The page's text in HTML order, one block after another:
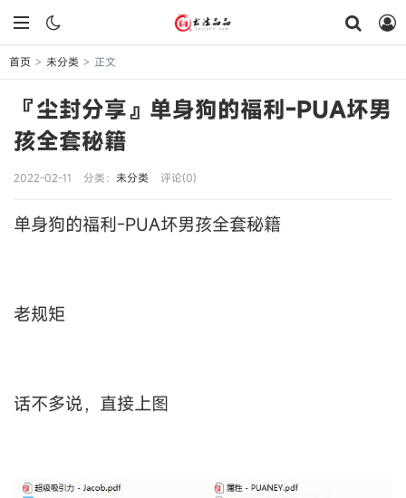
首页 > 未分类 > 正文
『尘封分享』单身狗的福利-PUA坏男
孩全套秘籍
2022-02-11 分类： 未分类 评论(0)
单身狗的福利-PUA坏男孩全套秘籍
老规矩
话不多说，直接上图